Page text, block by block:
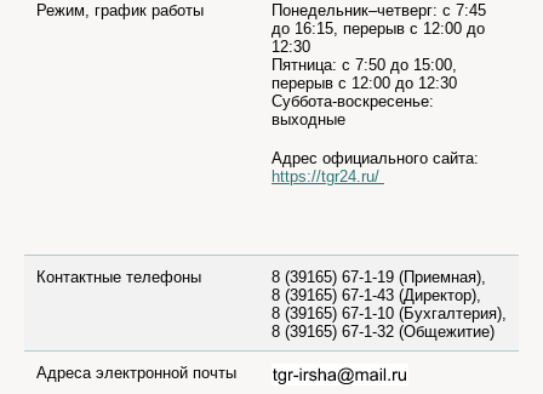
Режим, график работы
Понедельник–четверг: с 7:45
до 16:15, перерыв с 12:00 до
12:30
Пятница: с 7:50 до 15:00,
перерыв с 12:00 до 12:30
Суббота-воскресенье:
выходные
Адрес официального сайта:
https://tgr24.ru/
Контактные телефоны 8 (39165) 67-1-19 (Приемная),
8 (39165) 67-1-43 (Директор),
8 (39165) 67-1-10 (Бухгалтерия),
8 (39165) 67-1-32 (Общежитие)
Адреса электронной почты